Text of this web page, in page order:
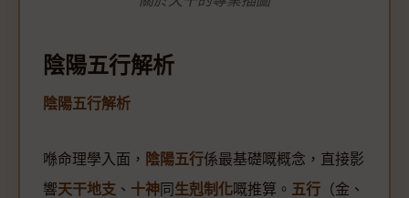
陰陽五行解析
陰陽五行解析
喺命理學入面， 陰陽五行係最基礎嘅概念，直接影
響天干地支 、 十神 同 生剋制化嘅推算。 五行 （金、